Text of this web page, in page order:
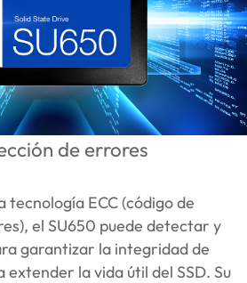
de errores
tecnología ECC (código de
el SU650 puede detectar y
garantizar la integridad de
extender la vida útil del SSD. Su